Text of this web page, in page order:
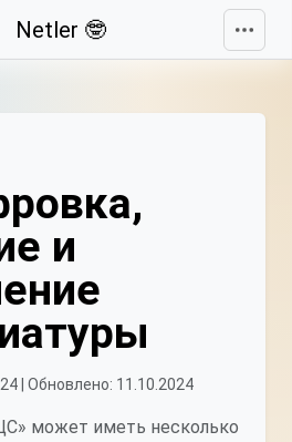
Netler 🤓
и
| Обновлено: 11.10.2024
может иметь несколько